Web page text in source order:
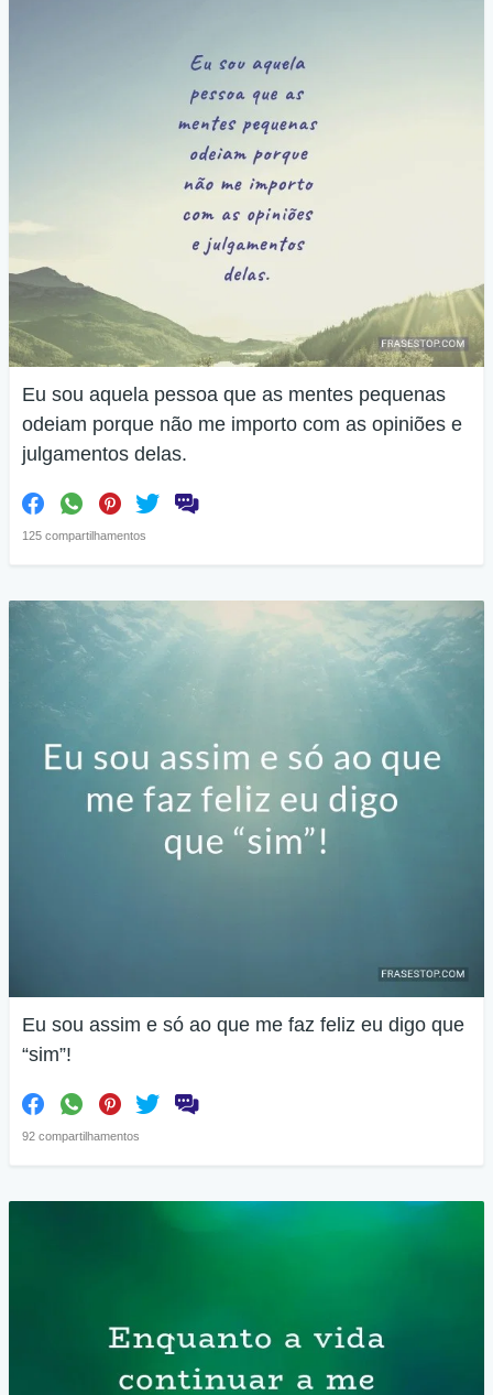
Eu sou aquela pessoa que as mentes pequenas
odeiam porque não me importo com as opiniões e
julgamentos delas.
125 compartilhamentos
Eu sou assim e só ao que me faz feliz eu digo que
“sim”!
92 compartilhamentos